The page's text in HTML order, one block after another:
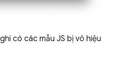
có các mẫu JS bị vô hiệu